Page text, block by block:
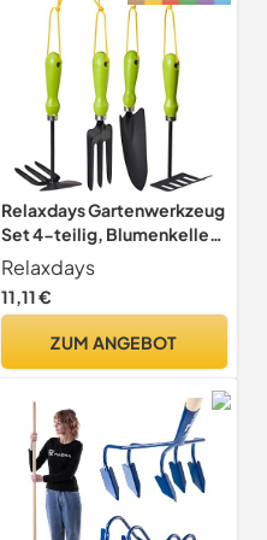
Relaxdays Gartenwerkzeug
Set 4-teilig, Blumenkelle,
Kleinrechen, Doppelhacke,
Blumengabel,
Gartengeräte Set, Eisen,
Relaxdays
11,11 €
ZUM ANGEBOT